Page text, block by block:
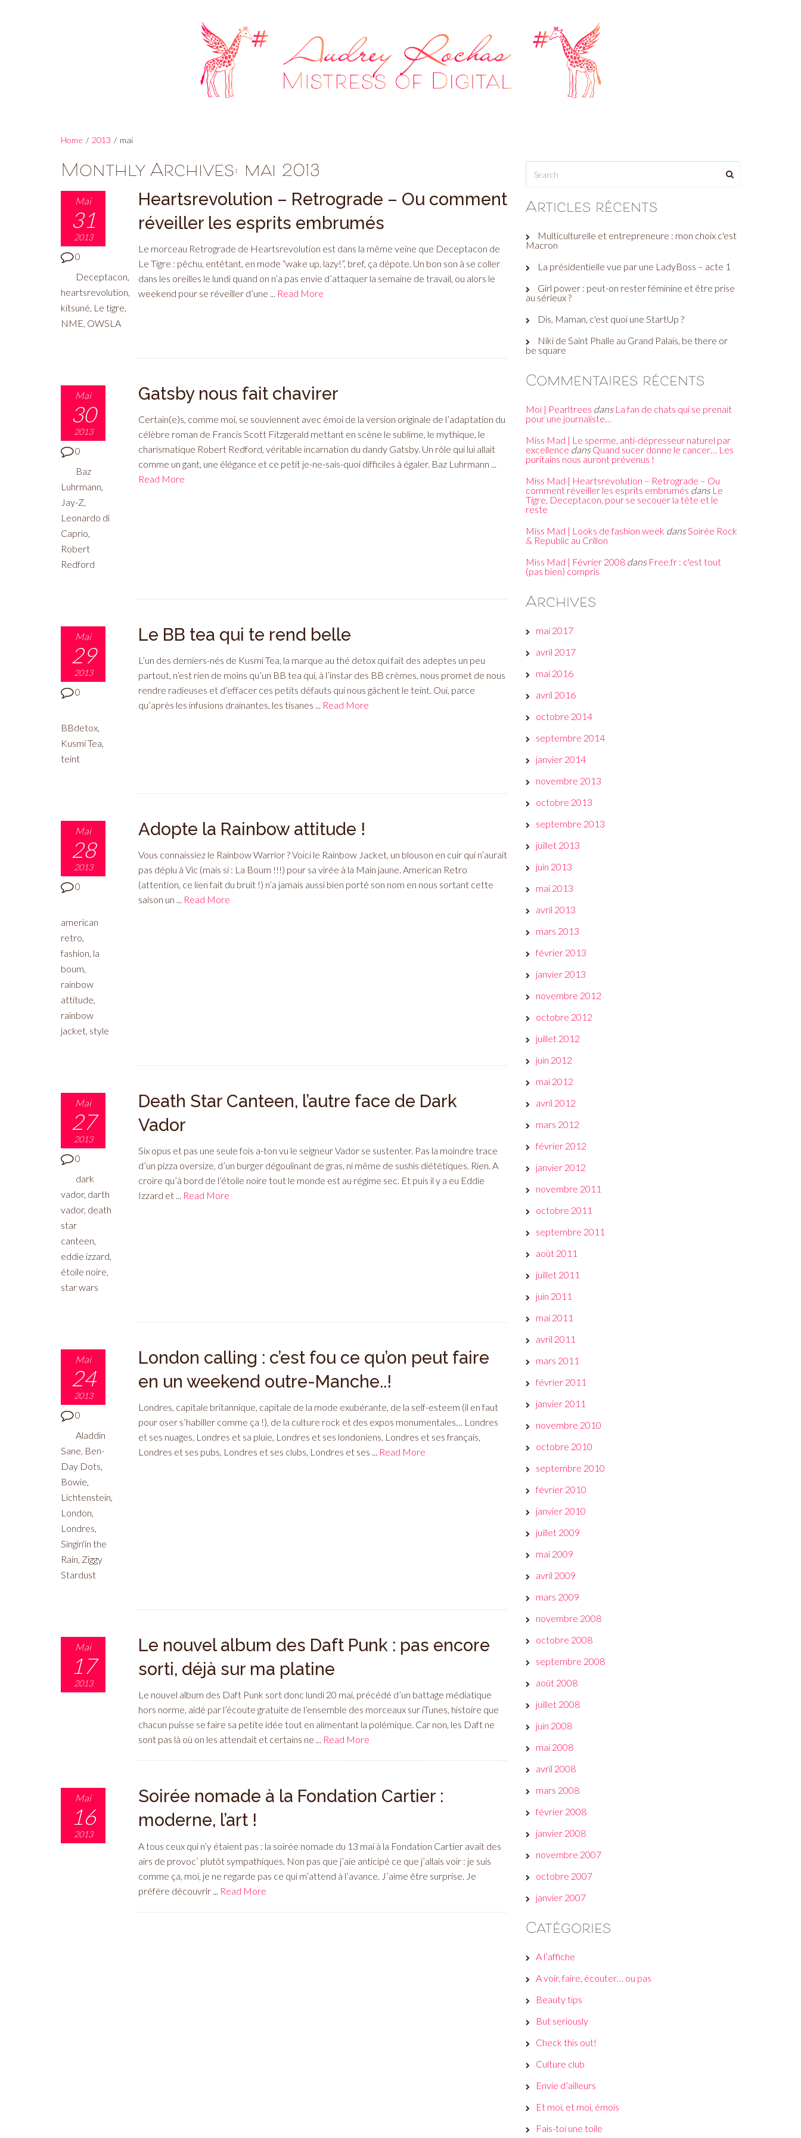
Home / 2013 / mai
Monthly Archives: mai 2013
Mai
31
2013
0
Deceptacon
heartsrevolution
kitsuné Le tigre
NME OWSLA
Heartsrevolution – Retrograde – Ou comment
réveiller les esprits embrumés
Le morceau Retrograde de Heartsrevolution est dans la même veine que Deceptacon de
Le Tigre : pêchu, entêtant, en mode “wake up, lazy!”, bref, ça dépote. Un bon son à se coller
dans les oreilles le lundi quand on n’a pas envie d’attaquer la semaine de travail, ou alors le
weekend pour se réveiller d’une ... Read More
Mai
30
2013
0
Baz
Luhrmann
Jay-Z
Leonardo di
Caprio
Robert
Redford
Gatsby nous fait chavirer
Certain(e)s, comme moi, se souviennent avec émoi de la version originale de l’adaptation du
célèbre roman de Francis Scott Fitzgerald mettant en scène le sublime, le mythique, le
charismatique Robert Redford, véritable incarnation du dandy Gatsby. Un rôle qui lui allait
comme un gant, une élégance et ce petit je-ne-sais-quoi difficiles à égaler. Baz Luhrmann ...
Read More
Mai
29
2013
0
BBdetox
Kusmi Tea
teint
Le BB tea qui te rend belle
L’un des derniers-nés de Kusmi Tea, la marque au thé detox qui fait des adeptes un peu
partout, n’est rien de moins qu’un BB tea qui, à l’instar des BB crèmes, nous promet de nous
rendre radieuses et d’effacer ces petits défauts qui nous gâchent le teint. Oui, parce
qu’après les infusions drainantes, les tisanes ... Read More
Mai
28
2013
0
american
retro
fashion la
boum
rainbow
attitude
rainbow
jacket style
Adopte la Rainbow attitude !
Vous connaissiez le Rainbow Warrior ? Voici le Rainbow Jacket, un blouson en cuir qui n’aurait
pas déplu à Vic (mais si : La Boum !!!) pour sa virée à la Main jaune. American Retro
(attention, ce lien fait du bruit !) n’a jamais aussi bien porté son nom en nous sortant cette
saison un ... Read More
Mai
27
2013
0
dark
vador, darth
vador, death
star
canteen
eddie izzard
étoile noire
star wars
Death Star Canteen, l’autre face de Dark
Vador
Six opus et pas une seule fois a-ton vu le seigneur Vador se sustenter. Pas la moindre trace
d’un pizza oversize, d’un burger dégoulinant de gras, ni même de sushis diététiques. Rien. A
croire qu’à bord de l’étoile noire tout le monde est au régime sec. Et puis il y a eu Eddie
Izzard et ... Read More
Mai
24
2013
0
Aladdin
Sane Ben-
Day Dots
Bowie
Lichtenstein
London
Londres
Singin'in the
Rain Ziggy
Stardust
London calling : c’est fou ce qu’on peut faire
en un weekend outre-Manche..!
Londres, capitale britannique, capitale de la mode exubérante, de la self-esteem (il en faut
pour oser s’habiller comme ça !), de la culture rock et des expos monumentales… Londres
et ses nuages, Londres et sa pluie, Londres et ses londoniens, Londres et ses français,
Londres et ses pubs, Londres et ses clubs, Londres et ses ... Read More
Mai
17
2013
Le nouvel album des Daft Punk : pas encore
sorti, déjà sur ma platine
Le nouvel album des Daft Punk sort donc lundi 20 mai, précédé d’un battage médiatique
hors norme, aidé par l’écoute gratuite de l’ensemble des morceaux sur iTunes, histoire que
chacun puisse se faire sa petite idée tout en alimentant la polémique. Car non, les Daft ne
sont pas là où on les attendait et certains ne ... Read More
Mai
16
2013
Soirée nomade à la Fondation Cartier :
moderne, l’art !
A tous ceux qui n’y étaient pas : la soirée nomade du 13 mai à la Fondation Cartier avait des
airs de provoc’ plutôt sympathiques. Non pas que j’aie anticipé ce que j’allais voir : je suis
comme ça, moi, je ne regarde pas ce qui m’attend à l’avance. J’aime être surprise. Je
préfère découvrir ... Read More
Articles récents
Multiculturelle et entrepreneure : mon choix c'est
Macron
La présidentielle vue par une LadyBoss – acte 1
Girl power : peut-on rester féminine et être prise
au sérieux ?
Dis, Maman, c'est quoi une StartUp ?
Niki de Saint Phalle au Grand Palais, be there or
be square
Commentaires récents
Moi | Pearltrees dans La fan de chats qui se prenait
pour une journaliste…
Miss Mad | Le sperme, anti-dépresseur naturel par
excellence dansQuand sucer donne le cancer… Les
puritains nous auront prévenus !
Miss Mad | Heartsrevolution – Retrograde – Ou
comment réveiller les esprits embrumés dans Le
Tigre, Deceptacon, pour se secouer la tête et le
reste
Miss Mad | Looks de fashion week dansSoirée Rock
& Republic au Crillon
Miss Mad | Février 2008 dans Free.fr : c'est tout
(pas bien) compris
Archives
mai 2017
avril 2017
mai 2016
avril 2016
octobre 2014
septembre 2014
janvier 2014
novembre 2013
octobre 2013
septembre 2013
juillet 2013
juin 2013
mai 2013
avril 2013
mars 2013
février 2013
janvier 2013
novembre 2012
octobre 2012
juillet 2012
juin 2012
mai 2012
avril 2012
mars 2012
février 2012
janvier 2012
novembre 2011
octobre 2011
septembre 2011
août 2011
juillet 2011
juin 2011
mai 2011
avril 2011
mars 2011
février 2011
janvier 2011
novembre 2010
octobre 2010
septembre 2010
février 2010
janvier 2010
juillet 2009
mai 2009
avril 2009
mars 2009
novembre 2008
octobre 2008
septembre 2008
août 2008
juillet 2008
juin 2008
mai 2008
avril 2008
mars 2008
février 2008
janvier 2008
novembre 2007
octobre 2007
janvier 2007
Catégories
A l’affiche
A voir, faire, écouter… ou pas
Beauty tips
But seriously
Check this out!
Culture club
Envie d’ailleurs
Et moi, et moi, émois
Fais-toi une toile